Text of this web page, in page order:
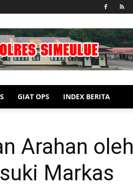
GIAT OPS INDEX BERITA
Arahan oleh
Markas